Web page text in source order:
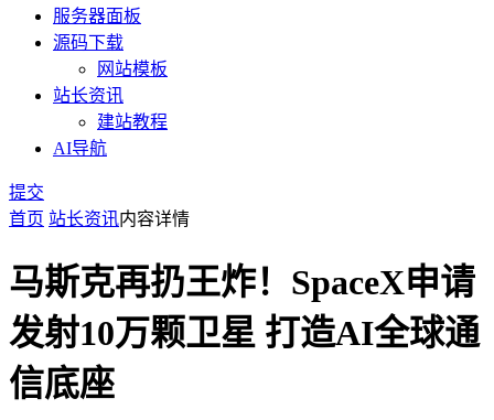
服务器面板
源码下载
网站模板
站长资讯
建站教程
AI导航
提交
首页 站长资讯内容详情
马斯克再扔王炸！SpaceX申请
发射10万颗卫星 打造AI全球通
信底座